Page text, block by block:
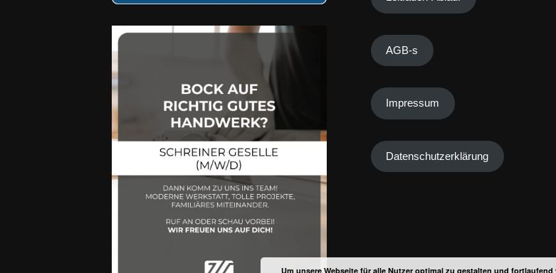
AGB-s
Impressum
Datenschutzerklärung
Um unsere Webseite für alle Nutzer optimal zu gestalten und